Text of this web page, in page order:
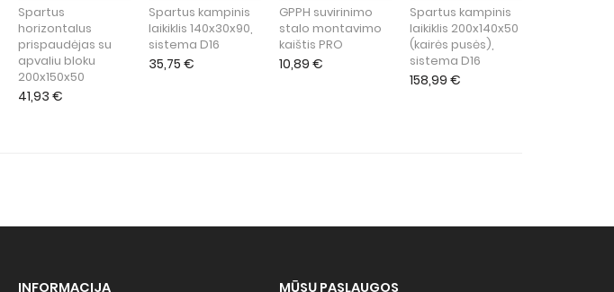
Spartus
horizontalus
prispaudėjas su
apvaliu bloku
200x150x50
41,93 €
Spartus kampinis
laikiklis 140x30x90,
sistema D16
35,75 €
GPPH suvirinimo
stalo montavimo
kaištis PRO
10,89 €
Spartus kampinis
laikiklis 200x140x50
(kairės pusės),
sistema D16
158,99 €
INFORMACIJA MŪSŲ PASLAUGOS